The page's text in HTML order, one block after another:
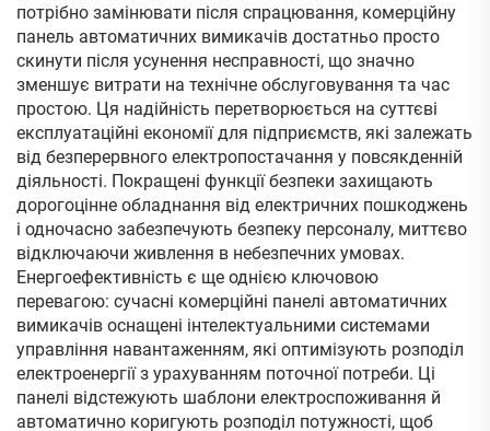
потрібно замінювати після спрацювання, комерційну
панель автоматичних вимикачів достатньо просто
скинути після усунення несправності, що значно
зменшує витрати на технічне обслуговування та час
простою. Ця надійність перетворюється на суттєві
експлуатаційні економії для підприємств, які залежать
від безперервного електропостачання у повсякденній
діяльності. Покращені функції безпеки захищають
дорогоцінне обладнання від електричних пошкоджень
і одночасно забезпечують безпеку персоналу, миттєво
відключаючи живлення в небезпечних умовах.
Енергоефективність є ще однією ключовою
перевагою: сучасні комерційні панелі автоматичних
вимикачів оснащені інтелектуальними системами
управління навантаженням, які оптимізують розподіл
електроенергії з урахуванням поточної потреби. Ці
панелі відстежують шаблони електроспоживання й
автоматично коригують розподіл потужності, щоб